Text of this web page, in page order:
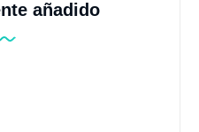
añadido